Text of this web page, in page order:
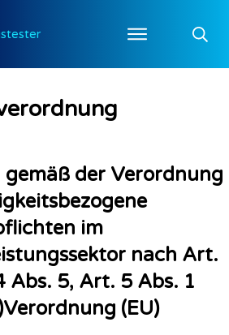
der Verordnung
im
nach Art.
Abs. 5, Art. 5 Abs. 1
(EU)